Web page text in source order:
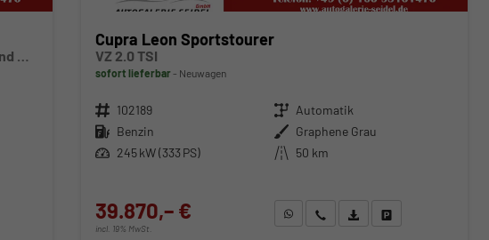
2.0 TSI 245 kW 4Drive VZ Kombi ST 2.0TSI AHK Sound ACC Pano
(PDF)
Cupra Leon Sportstourer
VZ 2.0 TSI
sofort lieferbar Neuwagen
Fahrzeugnr. 102189 Getriebe Automatik
Kraftstoff Benzin Außenfarbe Graphene Grau
Leistung 245 kW (333 PS) Kilometerstand 50 km
39.870,– €
incl. 19% MwSt.
WhatsApp anfragen
Wir rufen Sie anFahrzeugexposé (PDF)
Fahrzeug parken